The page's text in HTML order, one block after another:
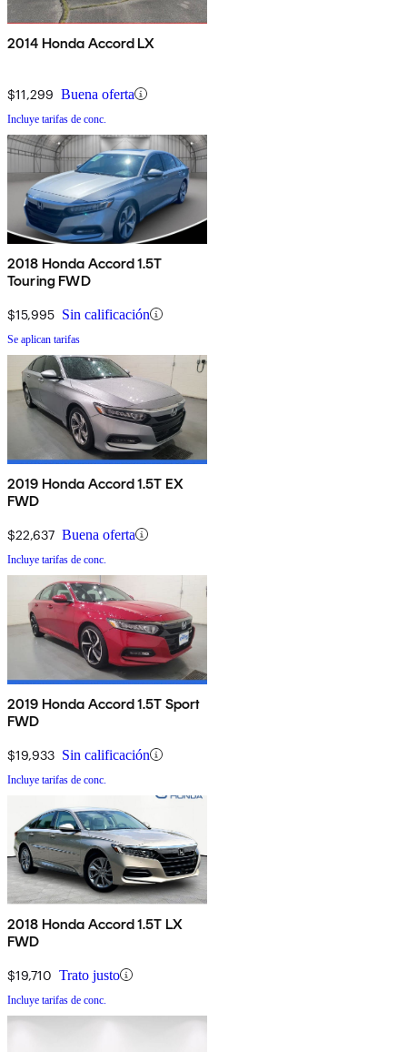
2014 Honda Accord LX
$11,299 Buena oferta
Incluye tarifas de conc.
2018 Honda Accord 1.5T
Touring FWD
$15,995 Sin calificación
Se aplican tarifas
2019 Honda Accord 1.5T EX
FWD
$22,637 Buena oferta
Incluye tarifas de conc.
2019 Honda Accord 1.5T Sport
FWD
$19,933 Sin calificación
Incluye tarifas de conc.
2018 Honda Accord 1.5T LX
FWD
$19,710 Trato justo
Incluye tarifas de conc.